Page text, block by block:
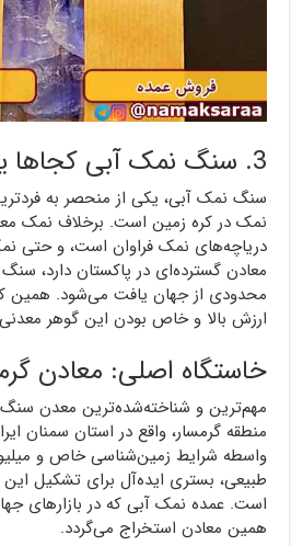
3. سنگ نمک آبی کجاها یافت می‌شود؟
سنگ نمک آبی، یکی از منحصر به
نمک در کره زمین است. برخلاف نمک
دریاچه‌های نمک فراوان است، و حتی
معادن گسترده‌ای در پاکستان دارد،
محدودی از جهان یافت می‌شود. همین
ارزش بالا و خاص بودن این گوهر
خاستگاه اصلی: معادن
مهم‌ترین و شناخته‌شده‌ترین معدن
منطقه گرمسار، واقع در استان سمنان
واسطه شرایط زمین‌شناسی خاص و
طبیعی، بستری ایده‌آل برای تشکیل این
است. عمده نمک آبی که در بازارهای
همین معادن استخراج می‌گردد.